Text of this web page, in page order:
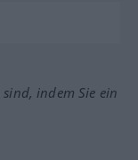
indem Sie ein